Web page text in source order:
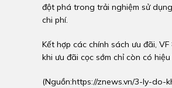
đột phá trong trải nghiệm sử
chi phí.
Kết hợp các chính sách ưu đãi,
khi ưu đãi cọc sớm chỉ còn có
(Nguồn:https://znews.vn/3-ly-